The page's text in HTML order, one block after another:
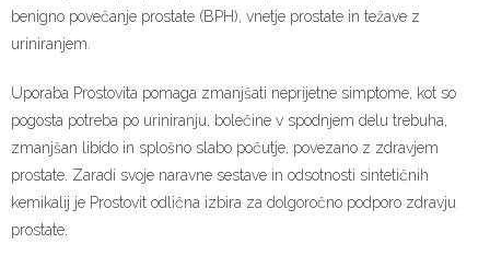
benigno povečanje prostate (BPH), vnetje prostate in težave z
uriniranjem.
Uporaba Prostovita pomaga zmanjšati neprijetne simptome, kot so
pogosta potreba po uriniranju, bolečine v spodnjem delu trebuha,
zmanjšan libido in splošno slabo počutje, povezano z zdravjem
prostate. Zaradi svoje naravne sestave in odsotnosti sintetičnih
kemikalij je Prostovit odlična izbira za dolgoročno podporo zdravju
prostate.